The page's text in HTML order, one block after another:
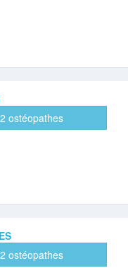
2 ostéopathes
2 ostéopathes